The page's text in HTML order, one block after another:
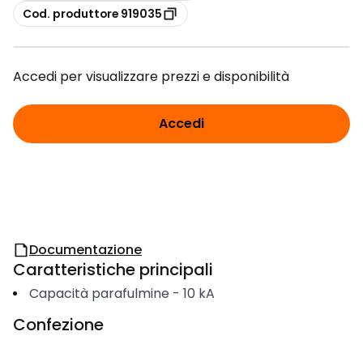
copia
Cod. produttore 919035
Accedi per visualizzare prezzi e disponibilità
Accedi
Documentazione
Caratteristiche principali
Capacità parafulmine - 10 kA
Confezione